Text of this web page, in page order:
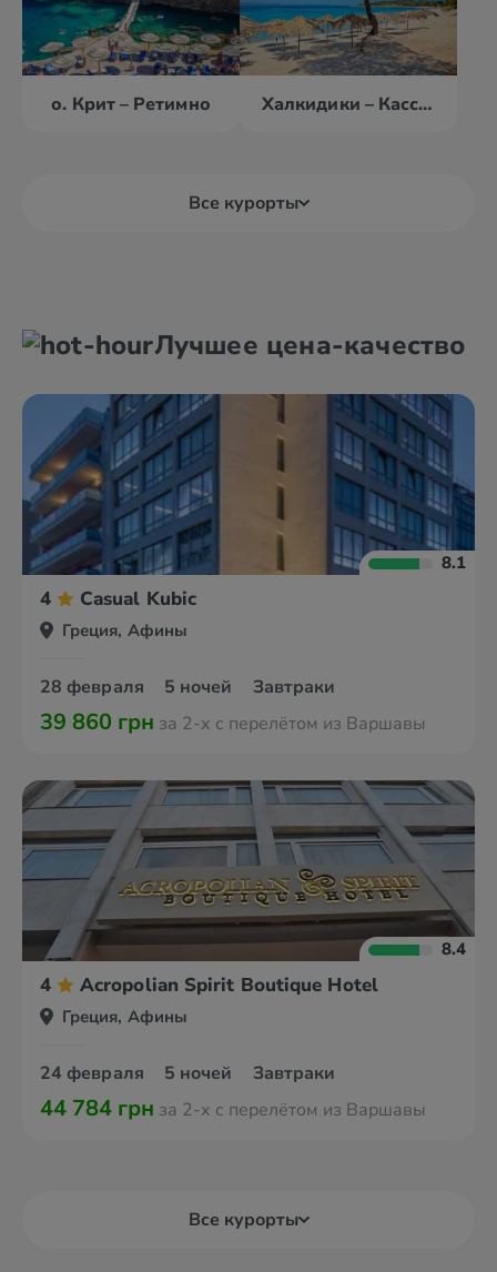
о. Крит – Ретимно Халкидики – Кассандра
Все курорты
Аттика Волос
Лучшее цена-качество
8.1
4 Casual Kubic
Греция, Афины
28 февраля 5 ночей Завтраки
39 860 грн за 2-х с перелётом из Варшавы
8.4
4 Acropolian Spirit Boutique Hotel
Греция, Афины
24 февраля 5 ночей Завтраки
44 784 грн за 2-х с перелётом из Варшавы
Все курорты